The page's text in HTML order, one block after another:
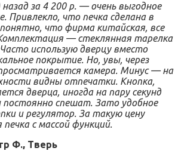
назад за 4 200 р. — очень выгодное
Привлекло, что печка сделана в
что фирма китайская, все
— стеклянная тарелка
использую дверцу вместо
покрытие. Но, увы, через
камера. Минус — на
видны отпечатки. Кнопка,
дверца, иногда на пару секунд
постоянно спешат. Зато удобное
и регулятор. За такую цену
с массой функций.
Ф., Тверь